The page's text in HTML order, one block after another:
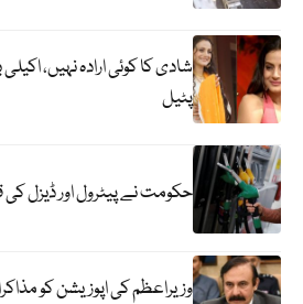
شادی کا کوئی ارادہ نہیں،
پٹیل
حکومت نے پیٹرول اور ڈیزل
وزیراعظم کی اپوزیشن کو